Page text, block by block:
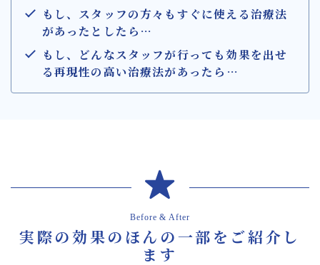
もし、スタッフの方々もすぐに使える治療法
があったとしたら …
もし、どんなスタッフが行っても効果を出せ
る再現性の高い治療法があったら …
Before & After
実際の効果のほんの一部をご紹介し
ます